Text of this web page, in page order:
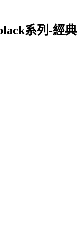
系列-經典